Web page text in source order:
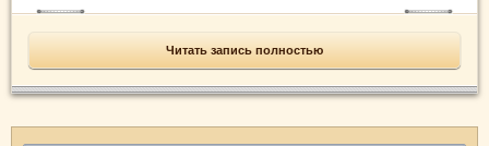
Читать запись полностью